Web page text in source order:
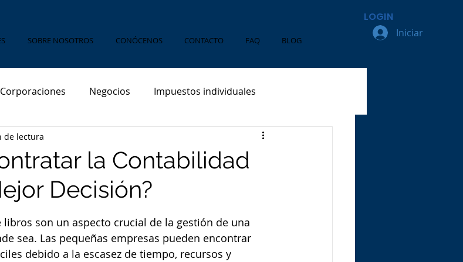
SOBRE NOSOTROS CONÓCENOS CONTACTO FAQ BLOG
Iniciar
LOGIN
Corporaciones Negocios Impuestos individuales
Contratistas
la Contabilidad
Decisión?
de lectura
son un aspecto crucial de la gestión de una
sea. Las pequeñas empresas pueden encontrar
debido a la escasez de tiempo, recursos y